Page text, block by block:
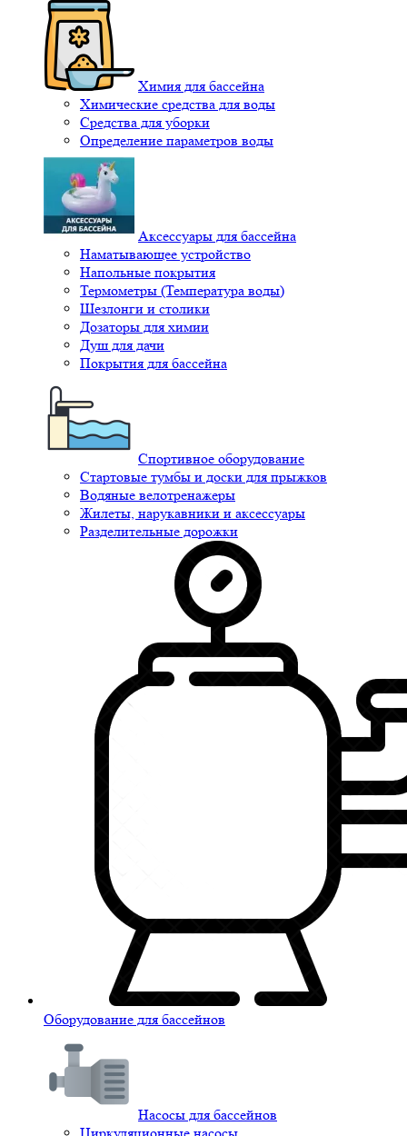
Химия для бассейна
Химические средства для воды
Средства для уборки
Определение параметров воды
Аксессуары для бассейна
Наматывающее устройство
Напольные покрытия
Термометры (Температура воды)
Шезлонги и столики
Дозаторы для химии
Душ для дачи
Покрытия для бассейна
Спортивное оборудование
Стартовые тумбы и доски для прыжков
Водяные велотренажеры
Жилеты, нарукавники и аксессуары
Разделительные дорожки
Оборудование для бассейнов
Насосы для бассейнов